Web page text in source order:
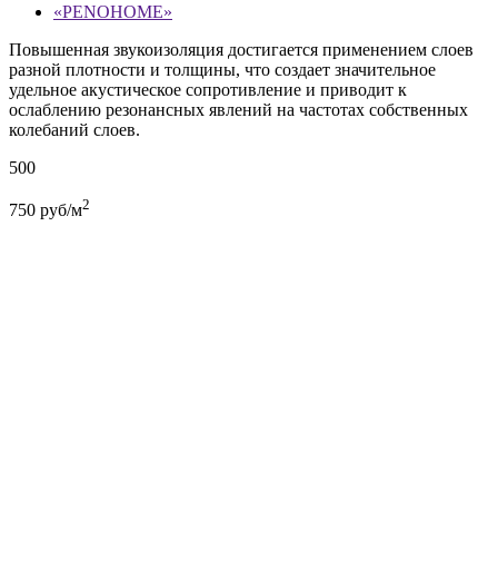
«PENOHOME»
Повышенная звукоизоляция достигается применением слоев
разной плотности и толщины, что создает значительное
удельное акустическое сопротивление и приводит к
ослаблению резонансных явлений на частотах собственных
колебаний слоев.
500
750 руб/м2